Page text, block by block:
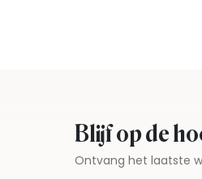
Blijf op de
Ontvang het laatste